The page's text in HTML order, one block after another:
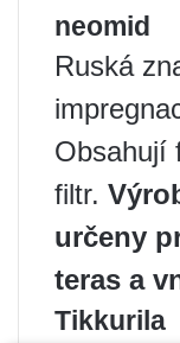
neomid
Ruská
Obsahují
filtr.
určeny
teras a
Tikkurila